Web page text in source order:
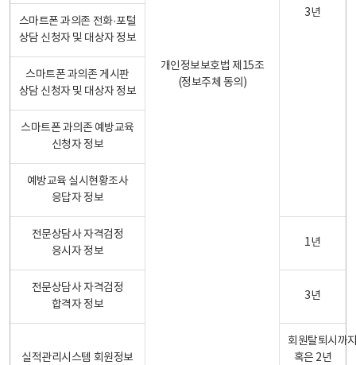
개인정보보호법 제15조
(정보주체 동의)
3년
스마트폰 과의존 전화·포털
상담 신청자 및 대상자 정보
스마트폰 과의존 게시판
상담 신청자 및 대상자 정보
스마트폰 과의존 예방교육
신청자 정보
예방교육 실시현황조사
응답자 정보
전문상담사 자격검정
응시자 정보
1년
전문상담사 자격검정
합격자 정보
3년
실적관리시스템 회원정보
회원탈퇴시까
혹은 2년